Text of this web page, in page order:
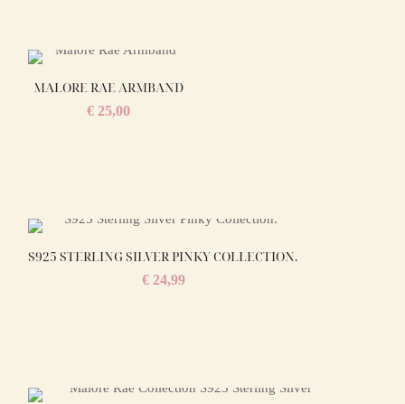
MALORE RAE ARMBAND
€25,00
S925 STERLING SILVER PINKY COLLECTION.
€24,99